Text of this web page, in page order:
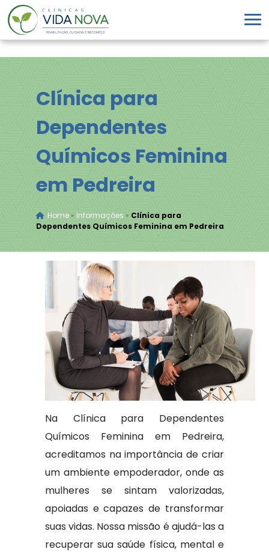
Clínica para
Dependentes
Químicos Feminina
em Pedreira
Home» Informações » Clínica para
Dependentes Químicos Feminina em Pedreira
Na Clínica para Dependentes
Químicos Feminina em Pedreira,
acreditamos na importância de criar
um ambiente empoderador, onde as
mulheres se sintam valorizadas,
apoiadas e capazes de transformar
suas vidas. Nossa missão é ajudá-las a
recuperar sua saúde física, mental e